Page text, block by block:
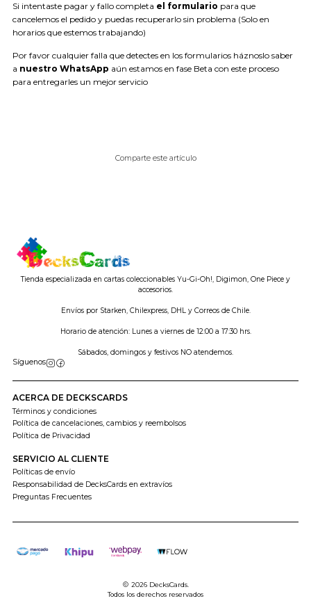
Si intentaste pagar y fallo completa el formulario para que
cancelemos el pedido y puedas recuperarlo sin problema (Solo en
horarios que estemos trabajando)
Por favor cualquier falla que detectes en los formularios háznoslo saber
a nuestro WhatsApp aún estamos en fase Beta con este proceso
para entregarles un mejor servicio
Comparte este artículo
Tienda especializada en cartas coleccionables Yu-Gi-Oh!, Digimon, One Piece y
accesorios.
Envíos por Starken, Chilexpress, DHL y Correos de Chile.
Horario de atención: Lunes a viernes de 12:00 a 17:30 hrs.
Sábados, domingos y festivos NO atendemos.
Síguenos
ACERCA DE DECKSCARDS
Términos y condiciones
Política de cancelaciones, cambios y reembolsos
Política de Privacidad
SERVICIO AL CLIENTE
Políticas de envío
Responsabilidad de DecksCards en extravíos
Preguntas Frecuentes
2026 DecksCards.
Todos los derechos reservados